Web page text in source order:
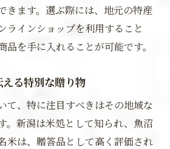
きます。選ぶ際には、地元の特産
ラインショップを利用すること
を手に入れることが可能です。
る特別な贈り物
て、特に注目すべきはその地域な
。新潟は米処として知られ、魚沼
米は、贈答品として高く評価され